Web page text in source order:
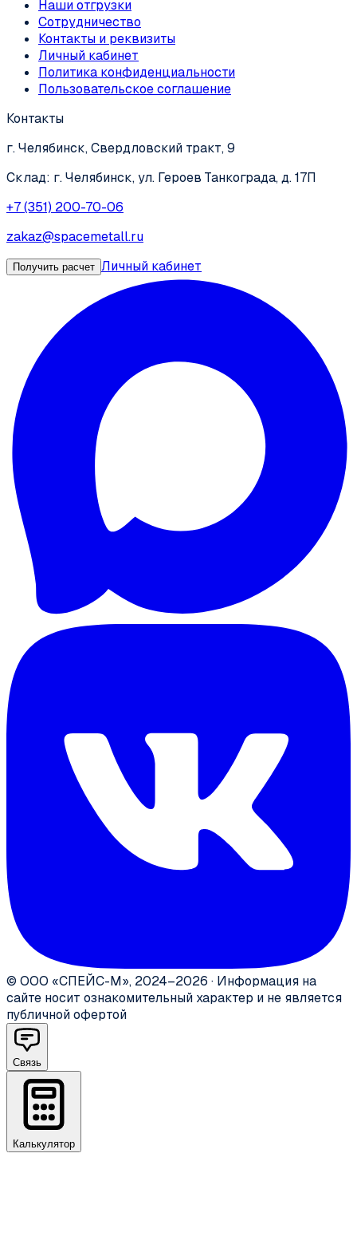
Наши отгрузки
Сотрудничество
Контакты и реквизиты
Личный кабинет
Политика конфиденциальности
Пользовательское соглашение
Контакты
г. Челябинск, Свердловский тракт, 9
Склад: г. Челябинск, ул. Героев Танкограда, д. 17П
+7 (351) 200-70-06
zakaz@spacemetall.ru
Получить расчет Личный кабинет
© ООО «СПЕЙС-М», 2024–2026 · Информация на
сайте носит ознакомительный характер и не является
публичной офертой
Связь
Калькулятор